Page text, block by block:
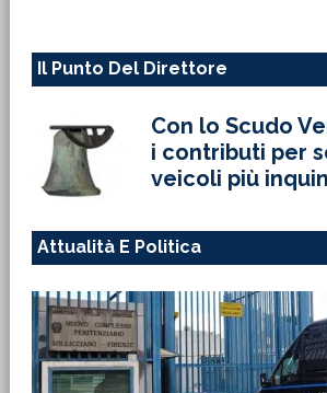
Il Punto Del Direttore
Con lo Scudo
i contributi per
veicoli più
Attualità E Politica